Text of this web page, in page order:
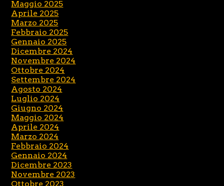
Maggio 2025
Aprile 2025
Marzo 2025
Febbraio 2025
Gennaio 2025
Dicembre 2024
Novembre 2024
Ottobre 2024
Settembre 2024
Agosto 2024
Luglio 2024
Giugno 2024
Maggio 2024
Aprile 2024
Marzo 2024
Febbraio 2024
Gennaio 2024
Dicembre 2023
Novembre 2023
Ottobre 2023